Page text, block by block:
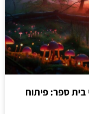
בית ספר: פיתוח